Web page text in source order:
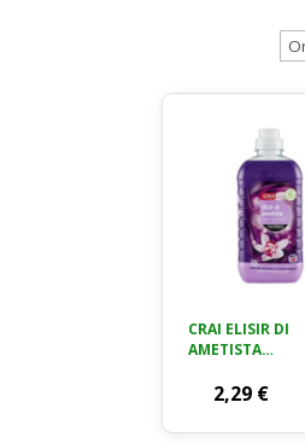
CRAI ELISIR DI
AMETISTA
SENSUALE
CONCENTRATO
2,29 €